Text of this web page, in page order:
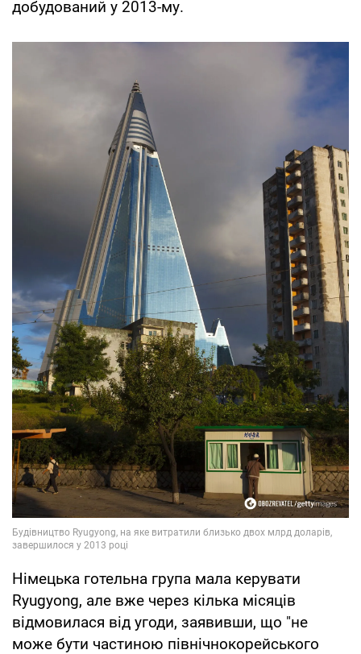
добудований у 2013-му.
Німецька готельна група мала керувати
Ryugyong, але вже через кілька місяців
відмовилася від угоди, заявивши, що "не
може бути частиною північнокорейського